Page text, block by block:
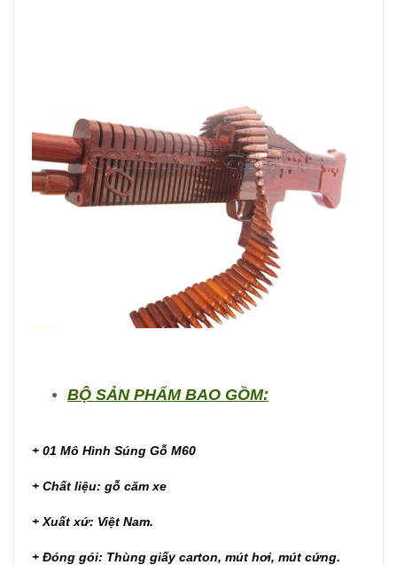
BỘ SẢN PHẨM BAO GỒM:
+ 01 Mô Hình Súng Gỗ M60
+ Chất liệu: gỗ căm xe
+ Xuất xứ: Việt Nam.
+ Đóng gói: Thùng giấy carton, mút hơi, mút cứng.